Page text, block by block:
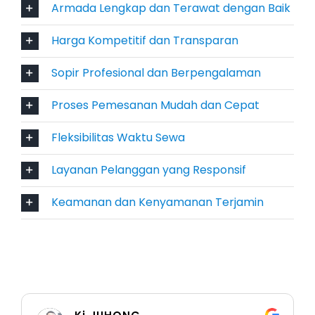
Versi lebih premium dari Innova, Toyota Innova
Venturer menawarkan kenyamanan lebih
dengan material interior berkualitas tinggi,
fitur keselamatan lengkap, dan desain yang
lebih elegan.
6. Toyota Innova Zenix Hybrid
Jika Anda mencari mobil ramah lingkungan
dengan teknologi hybrid, Toyota Innova Zenix
Hybrid adalah pilihan terbaik. Kendaraan ini
menawarkan efisiensi bahan bakar tinggi serta
7. Toyota Alphard
Armada Lengkap dan Terawat dengan Baik
Harga Kompetitif dan Transparan
Sopir Profesional dan Berpengalaman
Proses Pemesanan Mudah dan Cepat
Fleksibilitas Waktu Sewa
Layanan Pelanggan yang Responsif
Keamanan dan Kenyamanan Terjamin